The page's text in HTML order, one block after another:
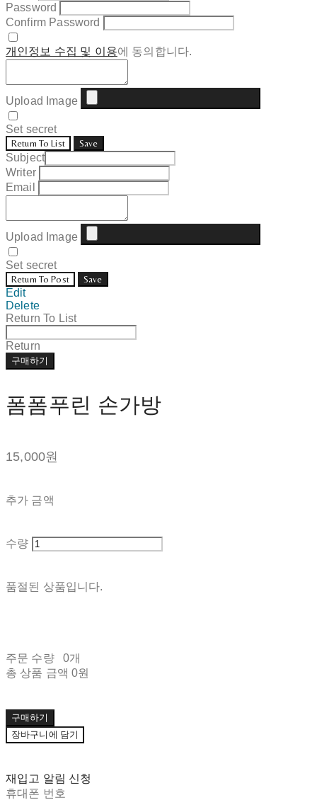
Password
Confirm Password
개인정보 수집 및 이용에 동의합니다.
Upload Image
Set secret
Return To List Save
Subject
Writer
Email
Upload Image
Set secret
Return To Post Save
Edit
Delete
Return To List
Return
구매하기
폼폼푸린 손가방
15,000원
추가 금액
수량
품절된 상품입니다.
주문 수량
0개
총 상품 금액 0원
구매하기
장바구니에 담기
재입고 알림 신청
휴대폰 번호